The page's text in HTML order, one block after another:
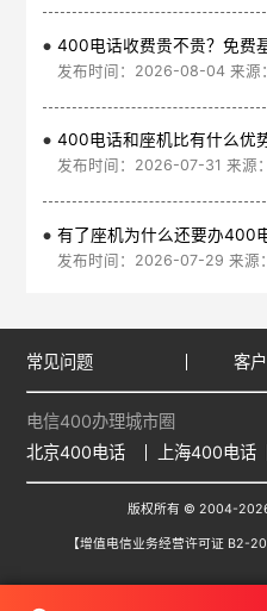
400电话收费贵不贵？免费
发布时间：2026-08-04 来源
发布时间：2026-07-31 来源
发布时间：2026-07-29 来源
常见问题 客
电信400办理城市圈
北京400电话
上海400电话
版权所有 © 2004-
【增值电信业务经营许可证 B2-